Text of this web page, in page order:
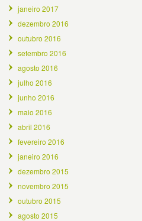
janeiro 2017
dezembro 2016
outubro 2016
setembro 2016
agosto 2016
julho 2016
junho 2016
maio 2016
abril 2016
fevereiro 2016
janeiro 2016
dezembro 2015
novembro 2015
outubro 2015
agosto 2015